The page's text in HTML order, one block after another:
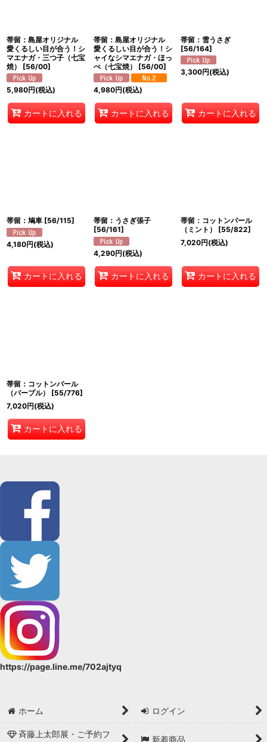
帯留：島屋オリジナル
愛くるしい目が合う！シ
マエナガ・三つ子（七宝
焼）
[56/00]
5,980円(税込)
カートに入れる
帯留：島屋オリジナル
愛くるしい目が合う！シ
ャイなシマエナガ・ほっ
ぺ（七宝焼）
[56/00]
4,980円(税込)
カートに入れる
帯留：雪うさぎ
[56/164]
3,300円(税込)
カートに入れる
帯留：鳩車 [56/115]
4,180円(税込)
カートに入れる
帯留：うさぎ張子
[56/161]
4,290円(税込)
カートに入れる
帯留：コットンパール
（ミント）
[55/822]
7,020円(税込)
カートに入れる
帯留：コットンパール
（パープル）
[55/776]
7,020円(税込)
カートに入れる
https://page.line.me/702ajtyq
ホーム ログイン
斉藤上太郎展・ご予約フ
新着商品